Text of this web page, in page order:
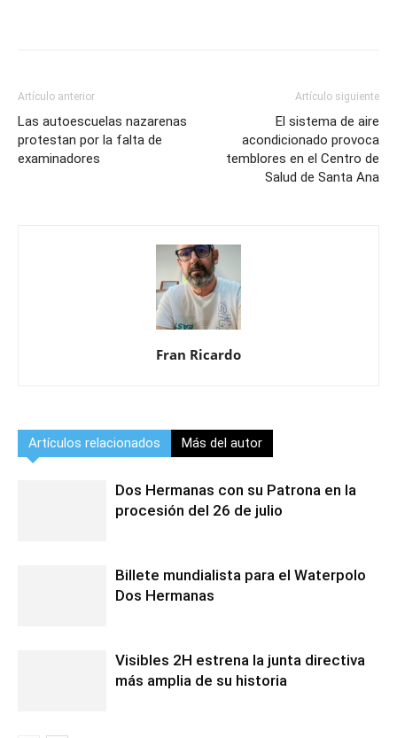
Artículo anterior
Las autoescuelas nazarenas
protestan por la falta de
examinadores
Artículo siguiente
El sistema de aire
acondicionado provoca
temblores en el Centro de
Salud de Santa Ana
Fran Ricardo
Artículos relacionados Más del autor
Dos Hermanas con su Patrona en la
procesión del 26 de julio
Billete mundialista para el Waterpolo
Dos Hermanas
Visibles 2H estrena la junta directiva
más amplia de su historia